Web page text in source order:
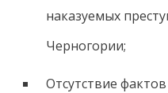
наказуемых
Черногории;
Отсутствие